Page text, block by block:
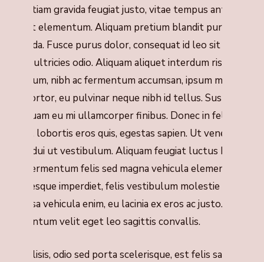
Etiam gravida feugiat justo, vitae tempus ante
elementum. Aliquam pretium blandit purus eget
Fusce purus dolor, consequat id leo sit amet,
ultricies odio. Aliquam aliquet interdum risus. In
nibh ac fermentum accumsan, ipsum massa
tortor, eu pulvinar neque nibh id tellus. Suspendisse
quam eu mi ullamcorper finibus. Donec in felis
lobortis eros quis, egestas sapien. Ut venenatis
dui ut vestibulum. Aliquam feugiat luctus blandit.
fermentum felis sed magna vehicula elementum.
imperdiet, felis vestibulum molestie tempor,
massa vehicula enim, eu lacinia ex eros ac justo. Duis
velit eget leo sagittis convallis.
facilisis, odio sed porta scelerisque, est felis sagittis